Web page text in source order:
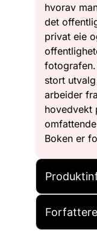
hvorav
det
privat eie
stort
arbeider
hovedvekt
Boken er